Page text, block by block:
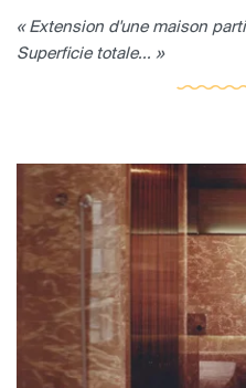
« Extension d'une maison
Superficie totale... »